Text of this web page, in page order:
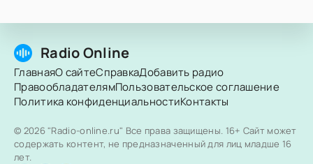
Radio Online
ГлавнаяО сайтеСправкаДобавить радио
ПравообладателямПользовательское соглашение
Политика конфиденциальностиКонтакты
© 2026 "Radio-online.ru" Все права защищены. 16+ Сайт может
содержать контент, не предназначенный для лиц младше 16
лет.